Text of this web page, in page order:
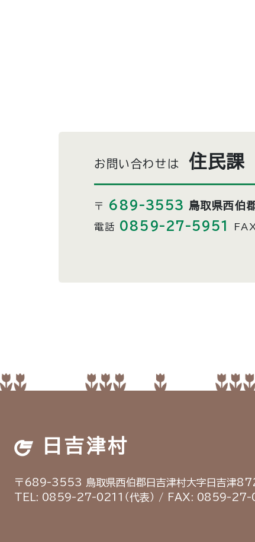
お問い合わせは 住民課
〒 689-3553 鳥取県西伯
電話 0859-27-5951
日吉津村
〒689-3553 鳥取県西伯郡日吉津村大字日吉津
TEL: 0859-27-0211（代表）
/ FAX: 0859-27-